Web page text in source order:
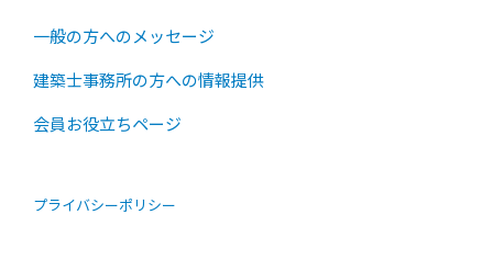
一般の方へのメッセージ
建築士事務所の方への情報提供
会員お役立ちページ
プライバシーポリシー